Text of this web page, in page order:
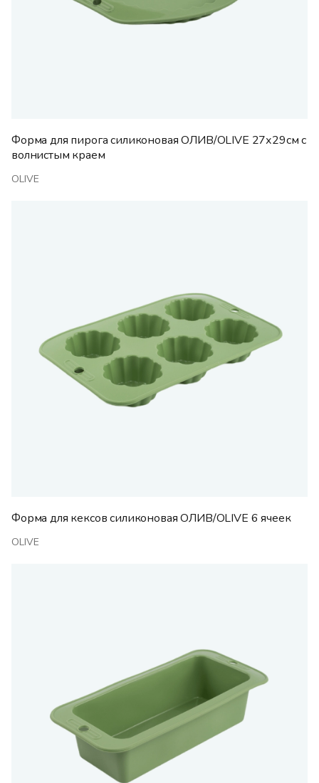
Форма для пирога силиконовая ОЛИВ/OLIVE 27х29см с
волнистым краем
OLIVE
Форма для кексов силиконовая ОЛИВ/OLIVE 6 ячеек
OLIVE